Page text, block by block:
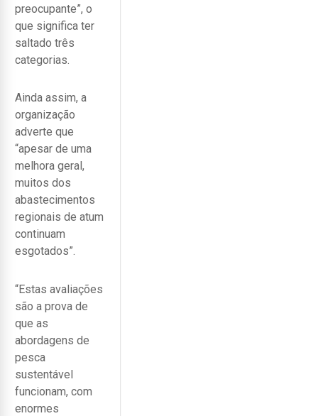
preocupante”, o
que significa ter
saltado três
categorias.
Ainda assim, a
organização
adverte que
“apesar de uma
melhora geral,
muitos dos
abastecimentos
regionais de atum
continuam
esgotados”.
“Estas avaliações
são a prova de
que as
abordagens de
pesca
sustentável
funcionam, com
enormes